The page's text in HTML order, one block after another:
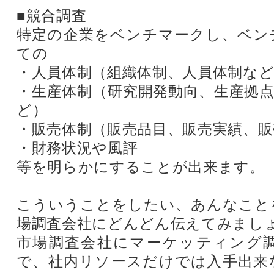
■競合調査
特定の企業をベンチマークし、ベ
ての
・人員体制（組織体制、人員体制な
・生産体制（研究開発動向、生産拠
ど）
・販売体制（販売品目、販売実績、
・財務状況や風評
等を明らかにすることが出来ます。
こういうことをしたい、あんなこ
場調査会社にどんどん伝えてみまし
市場調査会社にマーケッティング
で、社内リソースだけでは入手出